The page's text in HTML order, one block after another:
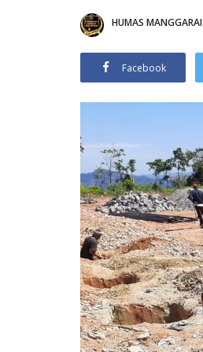
HUMAS MANGGARAI
Facebook